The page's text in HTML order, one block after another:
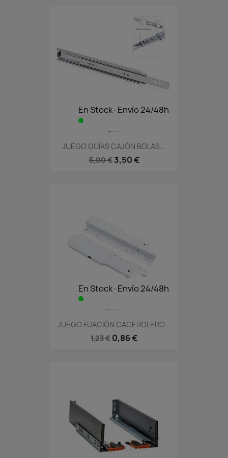
En Stock·Envío 24/48h
JUEGO GUÍAS CAJÓN BOLAS...
5,00 € 3,50 €
En Stock·Envío 24/48h
JUEGO FIJACIÓN CACEROLERO...
1,23 € 0,86 €